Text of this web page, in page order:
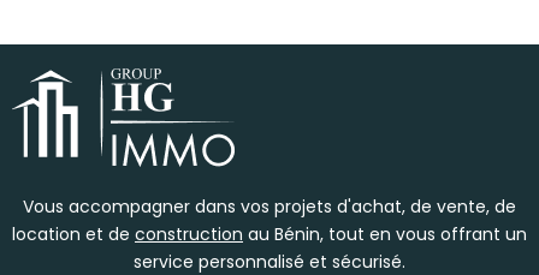
Vous accompagner dans vos projets d'achat, de vente, de
location et de construction au Bénin, tout en vous offrant un
service personnalisé et sécurisé.